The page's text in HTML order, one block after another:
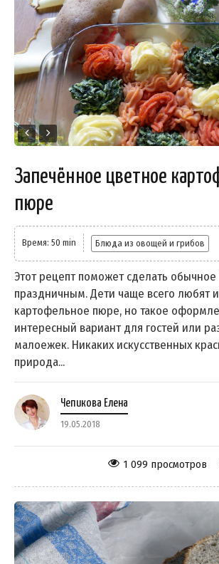
Запечённое цветное
пюре
Время: 50 min Блюда из овощей и грибов
Этот рецепт поможет сделать
праздничным. Дети чаще всего любят
картофельное пюре, но такое
интересный вариант для гостей или
малоежек. Никаких искусственных
природа...
Чепикова Елена
19.05.2018
1 099 просмотров